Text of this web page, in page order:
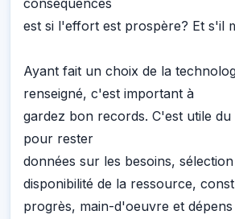
est si l'effort est prospère? Et s'il
Ayant fait un choix de la
renseigné, c'est important à
gardez bon records. C'est utile
pour rester
données sur les besoins,
disponibilité de la ressource,
progrès, main-d'oeuvre et dépens